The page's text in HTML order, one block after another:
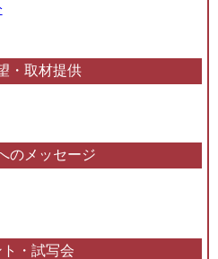
・取材提供
のメッセージ
・試写会